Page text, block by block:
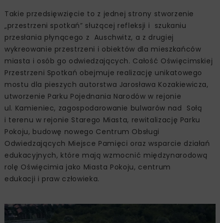
Takie przedsięwzięcie to z jednej strony stworzenie
„przestrzeni spotkań” służącej refleksji i szukaniu
przesłania płynącego z Auschwitz, a z drugiej
wykreowanie przestrzeni i obiektów dla mieszkańców
miasta i osób go odwiedzających. Całość Oświęcimskiej
Przestrzeni Spotkań obejmuje realizację unikatowego
mostu dla pieszych autorstwa Jarosława Kozakiewicza,
utworzenie Parku Pojednania Narodów w rejonie
ul. Kamieniec, zagospodarowanie bulwarów nad Sołą
i terenu w rejonie Starego Miasta, rewitalizację Parku
Pokoju, budowę nowego Centrum Obsługi
Odwiedzających Miejsce Pamięci oraz wsparcie działań
edukacyjnych, które mają wzmocnić międzynarodową
rolę Oświęcimia jako Miasta Pokoju, centrum
edukacji i praw człowieka.